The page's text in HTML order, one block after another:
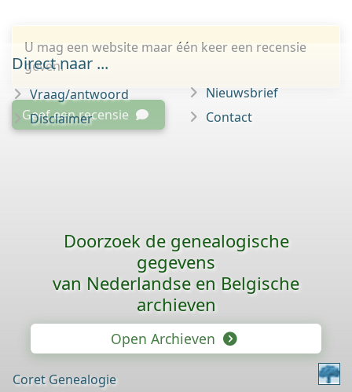
U mag een website maar één keer een recensie
geven.
Geef een recensie
Direct naar ...
Vraag/antwoord
Disclaimer
Nieuwsbrief
Contact
Doorzoek de genealogische
gegevens
van Nederlandse en Belgische
archieven
Open Archieven
Coret Genealogie